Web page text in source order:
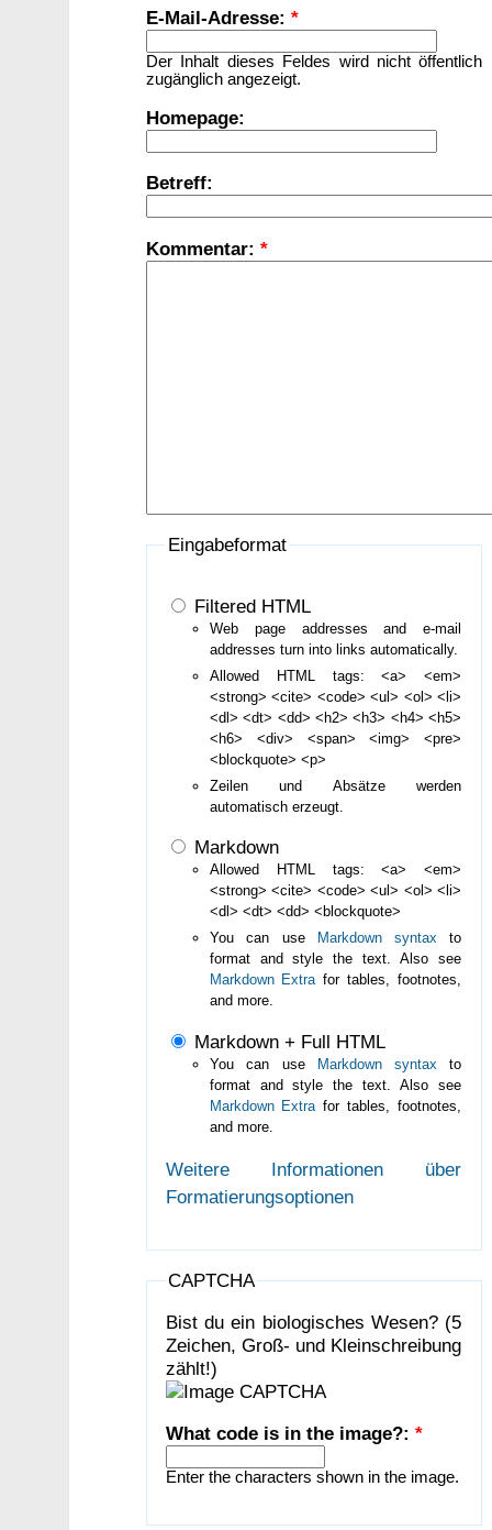
E-Mail-Adresse: *
Der Inhalt dieses Feldes wird nicht öffentlich
zugänglich angezeigt.
Homepage:
Betreff:
Kommentar: *
Eingabeformat
Filtered HTML
Web page addresses and e-mail
addresses turn into links automatically.
Allowed HTML tags: <a> <em>
<strong> <cite> <code> <ul> <ol> <li>
<dl> <dt> <dd> <h2> <h3> <h4> <h5>
<h6> <div> <span> <img> <pre>
<blockquote> <p>
Zeilen und Absätze werden
automatisch erzeugt.
Markdown
Allowed HTML tags: <a> <em>
<strong> <cite> <code> <ul> <ol> <li>
<dl> <dt> <dd> <blockquote>
You can use
Markdown syntax to
format and style the text. Also see
Markdown Extrafor tables, footnotes,
and more.
Markdown + Full HTML
You can use Markdown syntax to
format and style the text. Also see
Markdown Extra for tables, footnotes,
and more.
Weitere Informationen über
Formatierungsoptionen
CAPTCHA
Bist du ein biologisches Wesen? (5
Zeichen, Groß- und Kleinschreibung
zählt!)
What code is in the image?:*
Enter the characters shown in the image.